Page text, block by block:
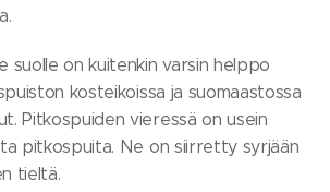
suolle on kuitenkin varsin helppo
kosteikoissa ja suomaastossa
Pitkospuiden vieressä on usein
pitkospuita. Ne on siirretty syrjään
tieltä.